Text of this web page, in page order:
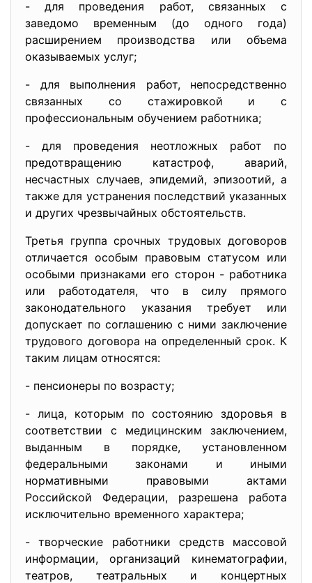
- для проведения работ, связанных с
заведомо временным (до одного года)
расширением производства или объема
оказываемых услуг;
- для выполнения работ, непосредственно
связанных со стажировкой и с
профессиональным обучением работника;
- для проведения неотложных работ по
предотвращению катастроф, аварий,
несчастных случаев, эпидемий, эпизоотий, а
также для устранения последствий указанных
и других чрезвычайных обстоятельств.
Третья группа срочных трудовых договоров
отличается особым правовым статусом или
особыми признаками его сторон - работника
или работодателя, что в силу прямого
законодательного указания требует или
допускает по соглашению с ними заключение
трудового договора на определенный срок. К
таким лицам относятся:
- пенсионеры по возрасту;
- лица, которым по состоянию здоровья в
соответствии с медицинским заключением,
выданным в порядке, установленном
федеральными законами и иными
нормативными правовыми актами
Российской Федерации, разрешена работа
исключительно временного характера;
- творческие работники средств массовой
информации, организаций кинематографии,
театров, театральных и концертных